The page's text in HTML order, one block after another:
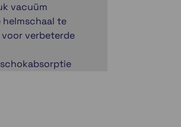
vacuüm
te
verbeterde
de zijkanten.